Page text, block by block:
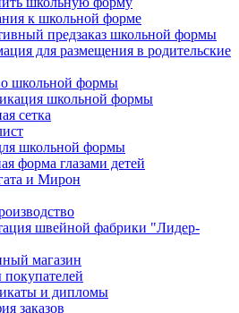
к школьной форме
предзаказ школьной формы
для размещения в родительские
школьной формы
школьной формы
сетка
школьной формы
форма глазами детей
и Мирон
швейной фабрики "Лидер-
магазин
и дипломы
заказов